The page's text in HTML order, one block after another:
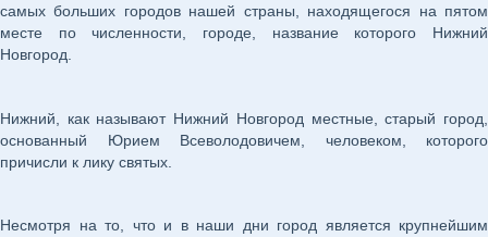
самых больших городов нашей страны, находящегося на пятом
месте по численности, городе, название которого Нижний
Новгород.
Нижний, как называют Нижний Новгород местные, старый город,
основанный Юрием Всеволодовичем, человеком, которого
причисли к лику святых.
Несмотря на то, что и в наши дни город является крупнейшим